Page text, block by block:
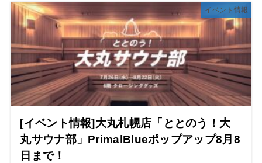
イベント情報
[イベント情報]大丸札幌店「ととのう！大
丸サウナ部」PrimalBlueポップアップ8月8
日まで！